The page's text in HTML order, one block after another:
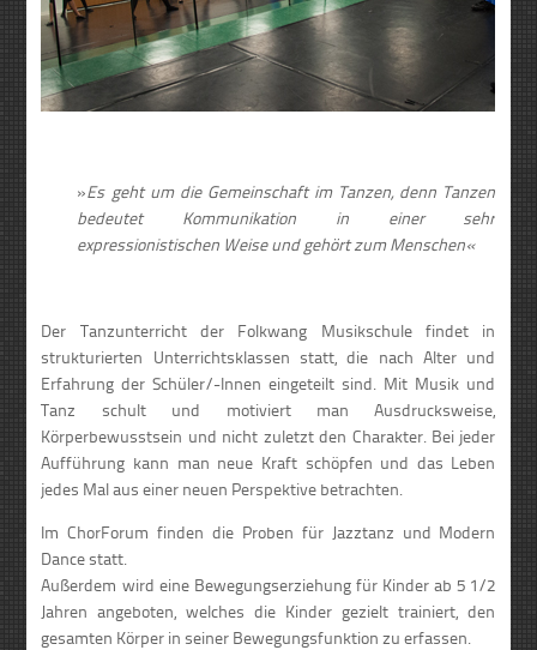
»Es geht um die Gemeinschaft im Tanzen, denn Tanzen
bedeutet Kommunikation in einer sehr
expressionistischen Weise und gehört zum Menschen«
Der Tanzunterricht der Folkwang Musikschule findet in
strukturierten Unterrichtsklassen statt, die nach Alter und
Erfahrung der Schüler/-Innen eingeteilt sind. Mit Musik und
Tanz schult und motiviert man Ausdrucksweise,
Körperbewusstsein und nicht zuletzt den Charakter. Bei jeder
Aufführung kann man neue Kraft schöpfen und das Leben
jedes Mal aus einer neuen Perspektive betrachten.
Im ChorForum finden die Proben für Jazztanz und Modern
Dance statt.
Außerdem wird eine Bewegungserziehung für Kinder ab 5 1/2
Jahren angeboten, welches die Kinder gezielt trainiert, den
gesamten Körper in seiner Bewegungsfunktion zu erfassen.